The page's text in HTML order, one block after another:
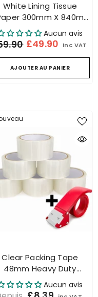
White Lining Tissue
300mm X 840m
For Honeycomb
Paper Dispenser
Aucun avis
£49.90 inc VAT
AJOUTER AU PANIER
Clear Packing Tape
48mm Heavy Duty
Self-Adhesive
Packaging Tape +
Aucun avis